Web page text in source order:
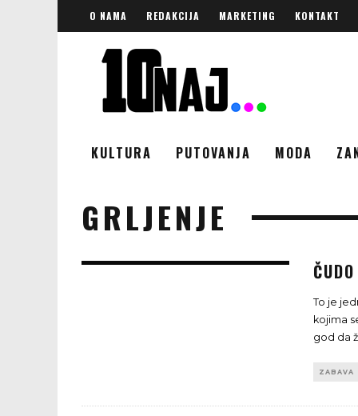
O NAMA REDAKCIJA MARKETING KONTAKT
KULTURA PUTOVANJA MODA
GRLJENJE
To je
kojima
god da
ZABAVA